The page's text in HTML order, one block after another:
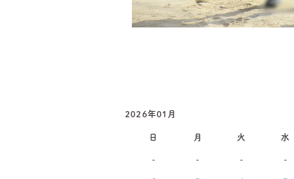
2026年01月
日 月 火 水
- - - -